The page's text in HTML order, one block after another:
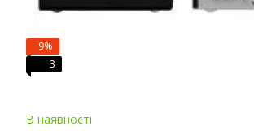
−9%
3
В наявності